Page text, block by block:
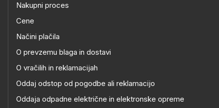
Nakupni proces
Cene
Načini plačila
O prevzemu blaga in dostavi
O vračilih in reklamacijah
Oddaj odstop od pogodbe ali reklamacijo
Oddaja odpadne električne in elektronske opreme